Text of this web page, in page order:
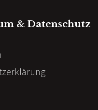
& Datenschutz